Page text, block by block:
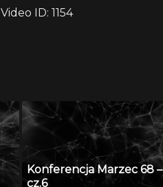
Video ID: 1154
Konferencja Marzec 68 –
cz.6